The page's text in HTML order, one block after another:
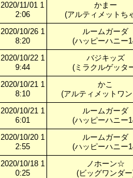
2020/11/01 1
2:06
かまー
(アルティメットち
2020/10/26 1
8:20
ルームガーダ
(ハッピーハニー
2020/10/22 1
9:44
バジキッズ
(ミラクルゲッタ
2020/10/21 1
8:10
かこ
(アルティメットワ
2020/10/21 1
6:01
ルームガーダ
(ハッピーハニー
2020/10/20 1
2:55
ルームガーダ
(ハッピーハニー
2020/10/18 1
0:25
ノホーン☆
(ビッグワンダ